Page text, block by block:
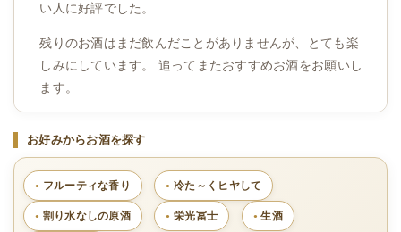
い人に好評でした。
残りのお酒はまだ飲んだことがありませんが、とても楽
しみにしています。 追ってまたおすすめお酒をお願いし
ます。
お好みからお酒を探す
フルーティな香り 冷た～くヒヤして
割り水なしの原酒 栄光冨士 生酒